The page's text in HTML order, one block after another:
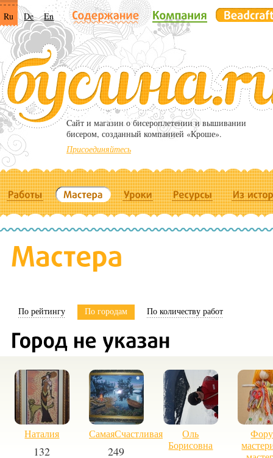
Ru De En
Cайт и магазин о бисероплетении и вышивании
бисером, созданный компанией «Кроше».
Присоединяйтесь
По рейтингу По городам По количеству работ
Наталия
132
СамаяСчастливая
249
Оль
Борисовна